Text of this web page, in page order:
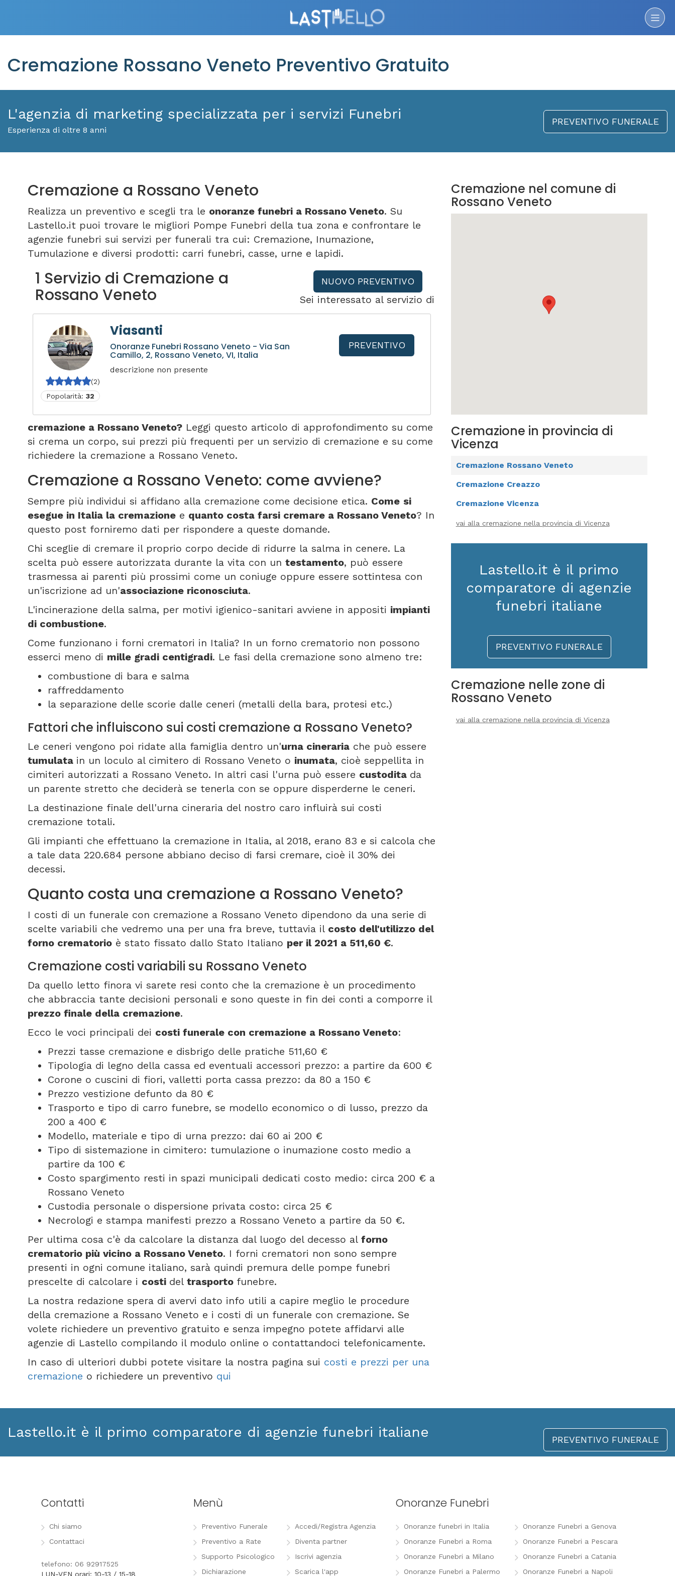
Cremazione Rossano Veneto Preventivo Gratuito
L'agenzia di marketing specializzata per i servizi Funebri
Esperienza di oltre 8 anni
PREVENTIVO FUNERALE
Cremazione a Rossano Veneto
Realizza un preventivo e scegli tra le onoranze funebri a Rossano Veneto. Su
Lastello.it puoi trovare le migliori Pompe Funebri della tua zona e confrontare le
agenzie funebri sui servizi per funerali tra cui: Cremazione, Inumazione,
Tumulazione e diversi prodotti: carri funebri, casse, urne e lapidi.
1 Servizio di Cremazione a
Rossano Veneto
NUOVO PREVENTIVO
(2)
Popolarità:32
Viasanti
Onoranze Funebri Rossano Veneto - Via San
Camillo, 2, Rossano Veneto, VI, Italia
descrizione non presente
PREVENTIVO
Sei interessato al servizio di
cremazione a Rossano Veneto? Leggi questo articolo di approfondimento su come
si crema un corpo, sui prezzi più frequenti per un servizio di cremazione e su come
richiedere la cremazione a Rossano Veneto.
Cremazione a Rossano Veneto: come avviene?
Sempre più individui si affidano alla cremazione come decisione etica. Come si
esegue in Italia la cremazione e quanto costa farsi cremare a Rossano Veneto? In
questo post forniremo dati per rispondere a queste domande.
Chi sceglie di cremare il proprio corpo decide di ridurre la salma in cenere. La
scelta può essere autorizzata durante la vita con un testamento, può essere
trasmessa ai parenti più prossimi come un coniuge oppure essere sottintesa con
un'iscrizione ad un'associazione riconosciuta.
L'incinerazione della salma, per motivi igienico-sanitari avviene in appositi impianti
di combustione.
Come funzionano i forni crematori in Italia? In un forno crematorio non possono
esserci meno di mille gradi centigradi. Le fasi della cremazione sono almeno tre:
combustione di bara e salma
raffreddamento
la separazione delle scorie dalle ceneri (metalli della bara, protesi etc.)
Fattori che influiscono sui costi cremazione a Rossano Veneto?
Le ceneri vengono poi ridate alla famiglia dentro un'urna cineraria che può essere
tumulata in un loculo al cimitero di Rossano Veneto o inumata, cioè seppellita in
cimiteri autorizzati a Rossano Veneto. In altri casi l'urna può essere custodita da
un parente stretto che deciderà se tenerla con se oppure disperderne le ceneri.
La destinazione finale dell'urna cineraria del nostro caro influirà sui costi
cremazione totali.
Gli impianti che effettuano la cremazione in Italia, al 2018, erano 83 e si calcola che
a tale data 220.684 persone abbiano deciso di farsi cremare, cioè il 30% dei
decessi.
Quanto costa una cremazione a Rossano Veneto?
I costi di un funerale con cremazione a Rossano Veneto dipendono da una serie di
scelte variabili che vedremo una per una fra breve, tuttavia il costo dell'utilizzo del
forno crematorio è stato fissato dallo Stato Italiano per il 2021 a 511,60 €.
Cremazione costi variabili su Rossano Veneto
Da quello letto finora vi sarete resi conto che la cremazione è un procedimento
che abbraccia tante decisioni personali e sono queste in fin dei conti a comporre il
prezzo finale della cremazione.
Ecco le voci principali dei costi funerale con cremazione a Rossano Veneto:
Prezzi tasse cremazione e disbrigo delle pratiche 511,60 €
Tipologia di legno della cassa ed eventuali accessori prezzo: a partire da 600 €
Corone o cuscini di fiori, valletti porta cassa prezzo: da 80 a 150 €
Prezzo vestizione defunto da 80 €
Trasporto e tipo di carro funebre, se modello economico o di lusso, prezzo da
200 a 400 €
Modello, materiale e tipo di urna prezzo: dai 60 ai 200 €
Tipo di sistemazione in cimitero: tumulazione o inumazione costo medio a
partire da 100 €
Costo spargimento resti in spazi municipali dedicati costo medio: circa 200 € a
Rossano Veneto
Custodia personale o dispersione privata costo: circa 25 €
Necrologi e stampa manifesti prezzo a Rossano Veneto a partire da 50 €.
Per ultima cosa c'è da calcolare la distanza dal luogo del decesso al forno
crematorio più vicino a Rossano Veneto. I forni crematori non sono sempre
presenti in ogni comune italiano, sarà quindi premura delle pompe funebri
prescelte di calcolare i costi del trasporto funebre.
La nostra redazione spera di avervi dato info utili a capire meglio le procedure
della cremazione a Rossano Veneto e i costi di un funerale con cremazione. Se
volete richiedere un preventivo gratuito e senza impegno potete affidarvi alle
agenzie di Lastello compilando il modulo online o contattandoci telefonicamente.
In caso di ulteriori dubbi potete visitare la nostra pagina sui costi e prezzi per una
cremazione o richiedere un preventivo qui
Cremazione nel comune di
Rossano Veneto
Cremazione in provincia di
Vicenza
Cremazione Rossano Veneto
Cremazione Creazzo
Cremazione Vicenza
vai alla cremazione nella provincia di Vicenza
Lastello.it è il primo
comparatore di agenzie
funebri italiane
PREVENTIVO FUNERALE
Cremazione nelle zone di
Rossano Veneto
vai alla cremazione nella provincia di Vicenza
Lastello.it è il primo comparatore di agenzie funebri italiane PREVENTIVO FUNERALE
Contatti
Chi siamo
Contattaci
telefono: 06 92917525
LUN-VEN orari: 10-13 / 15-18
Menù
Preventivo Funerale
Preventivo a Rate
Supporto Psicologico
Dichiarazione
Accedi/Registra Agenzia
Diventa partner
Iscrivi agenzia
Scarica l'app
Onoranze Funebri
Onoranze funebri in Italia
Onoranze Funebri a Roma
Onoranze Funebri a Milano
Onoranze Funebri a Palermo
Onoranze Funebri a Genova
Onoranze Funebri a Pescara
Onoranze Funebri a Catania
Onoranze Funebri a Napoli